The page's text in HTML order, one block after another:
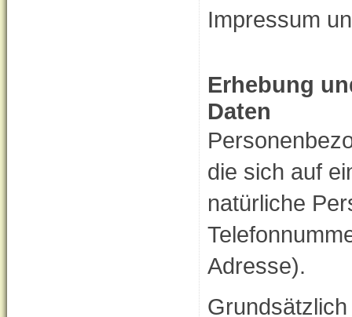
Impressum
Erhebung
Daten
die sich auf
natürliche
Adresse).